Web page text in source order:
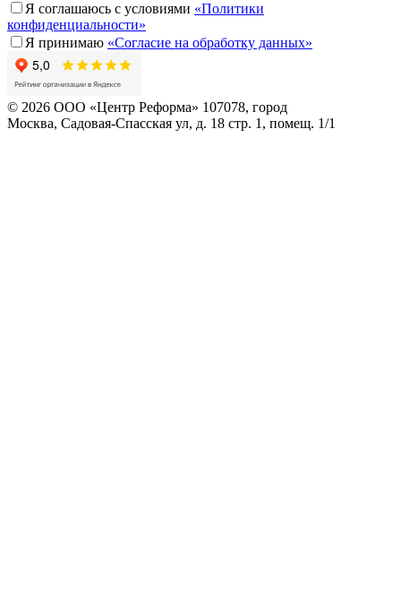
Я соглашаюсь с условиями «Политики
конфиденциальности»
Я принимаю «Согласие на обработку данных»
© 2026 ООО «Центр Реформа» 107078, город
Москва, Садовая-Спасская ул, д. 18 стр. 1, помещ. 1/1